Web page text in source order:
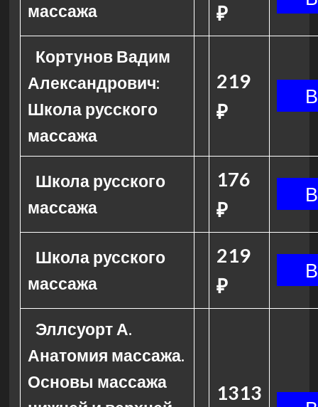
массажа
₽
Кортунов Вадим
Александрович:
Школа русского
массажа
219
₽
Школа русского
массажа
176
₽
Школа русского
массажа
219
₽
Эллсуорт А.
Анатомия массажа.
Основы массажа
1313